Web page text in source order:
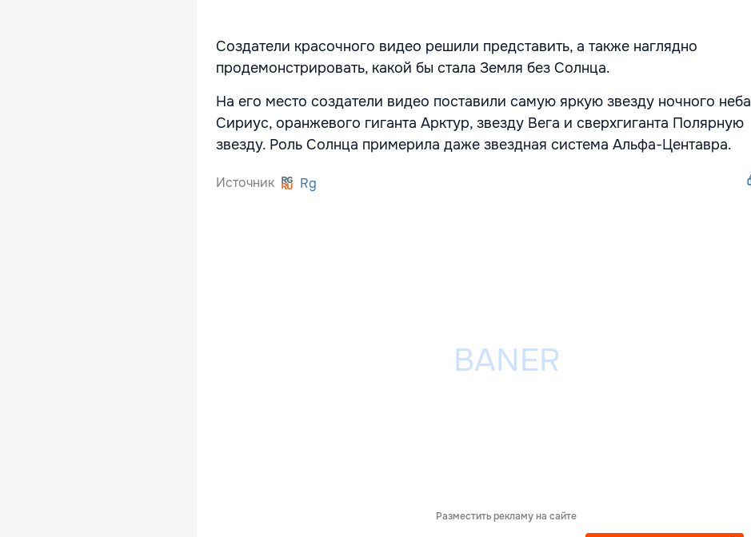
Создатели красочного видео решили представить, а также наглядно
продемонстрировать, какой бы стала Земля без Солнца.
На его место создатели видео поставили самую яркую звезду ночного неба
Сириус, оранжевого гиганта Арктур, звезду Вега и сверхгиганта Полярную
звезду. Роль Солнца примерила даже звездная система Альфа-Центавра.
Источник Rg
Разместить рекламу на сайте